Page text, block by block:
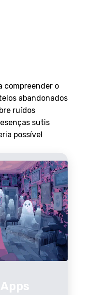
compreender o
abandonados
ruídos
sutis
possível